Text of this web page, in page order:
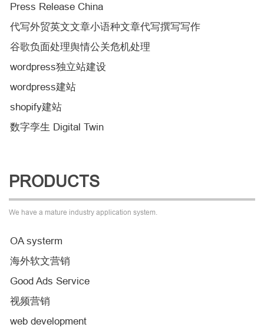
Press Release China
代写外贸英文文章小语种文章代写撰写写作
谷歌负面处理舆情公关危机处理
wordpress独立站建设
wordpress建站
shopify建站
数字孪生 Digital Twin
PRODUCTS
We have a mature industry application system.
OA systerm
海外软文营销
Good Ads Service
视频营销
web development